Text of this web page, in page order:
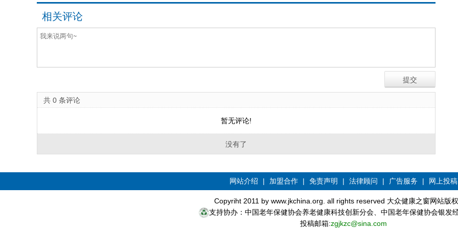
相关评论
共 0 条评论
暂无评论!
没有了
网站介绍 | 加盟合作 | 免责声明 | 法律顾问 | 广告服务 | 网上投稿
Copyriht 2011 by www.jkchina.org. all rights reserved 大众健康之窗网站版
支持协办：中国老年保健协会养老健康科技创新分会、中国老年保健协会银发
投稿邮箱:zgjkzc@sina.com